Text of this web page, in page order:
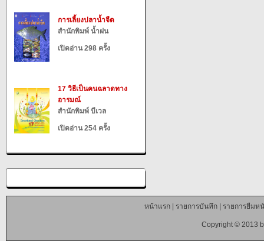
การเลี้ยงปลาน้ำจืด
สำนักพิมพ์ น้ำฝน
เปิดอ่าน 298 ครั้ง
17 วิธีเป็นคนฉลาดทาง
อารมณ์
สำนักพิมพ์ บีเวล
เปิดอ่าน 254 ครั้ง
หน้าแรก| รายการบันทึก| รายการยืมห
Copyright © 2013